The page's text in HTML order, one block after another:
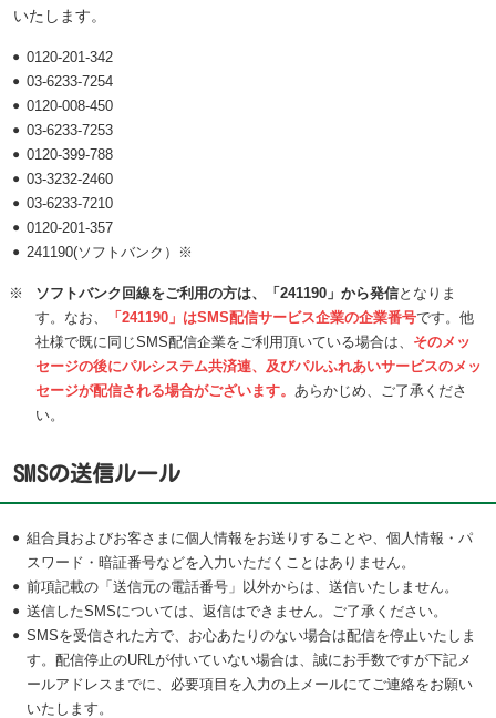
いたします。
0120-201-342
03-6233-7254
0120-008-450
03-6233-7253
0120-399-788
03-3232-2460
03-6233-7210
0120-201-357
241190(ソフトバンク）※
※ ソフトバンク回線をご利用の方は、「241190」から発信となりま
す。なお、
「241190」はSMS配信サービス企業の企業番号です。他
社様で既に同じSMS配信企業をご利用頂いている場合は、 そのメッ
セージの後にパルシステム共済連、及びパルふれあいサービスのメッ
セージが配信される場合がございます。 あらかじめ、ご了承くださ
い。
SMSの送信ルール
組合員およびお客さまに個人情報をお送りすることや、個人情報・パ
スワード・暗証番号などを入力いただくことはありません。
前項記載の「送信元の電話番号」以外からは、送信いたしません。
送信したSMSについては、返信はできません。ご了承ください。
SMSを受信された方で、お心あたりのない場合は配信を停止いたしま
す。配信停止のURLが付いていない場合は、誠にお手数ですが下記メ
ールアドレスまでに、必要項目を入力の上メールにてご連絡をお願い
いたします。